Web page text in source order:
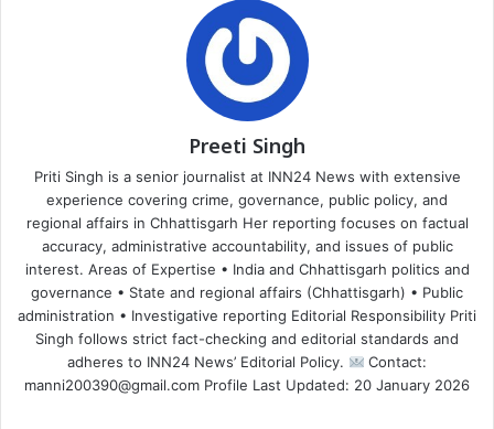
Preeti Singh
Priti Singh is a senior journalist at INN24 News with extensive
experience covering crime, governance, public policy, and
regional affairs in Chhattisgarh Her reporting focuses on factual
accuracy, administrative accountability, and issues of public
interest. Areas of Expertise • India and Chhattisgarh politics and
governance • State and regional affairs (Chhattisgarh) • Public
administration • Investigative reporting Editorial Responsibility Priti
Singh follows strict fact-checking and editorial standards and
adheres to INN24 News’ Editorial Policy.
Contact:
manni200390@gmail.com Profile Last Updated: 20 January 2026